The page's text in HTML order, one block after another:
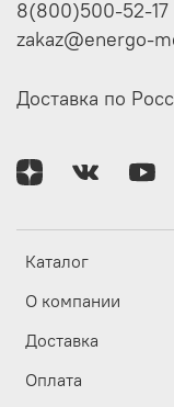
Каталог
О компании
Доставка
Оплата
8(800)500-52-17
zakaz@energo-
Доставка по